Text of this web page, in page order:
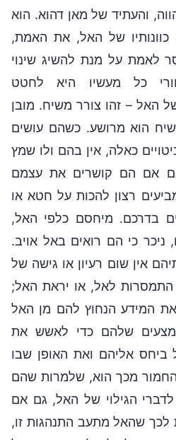
והעתיד של מאן דהוא. הוא
של האל, את האמת,
לאמת על מנת להשיג שינוי
כל מעשיו היא לחטט
של האל – זהו צורר משיח. מובן
הוא מרושע. כשהם עושים
כאלה, אין בהם ולו שמץ
אם הם קושרים את עצמם
רצון להכות על חטא או
בדרכם. מיחסם כלפי האל,
ניכר כי הם רואים באל אויב.
אין שום רעיון או גישה של
לאל, או יראת האל;
המידע הנחוץ להם מן האל
שלהם כדי לאשש את
ביחס אליהם ואת האופן שבו
מכך הוא, שלמרות שהם
הגילוי של האל, גם אם
שהאל מתעב התנהגות זו,